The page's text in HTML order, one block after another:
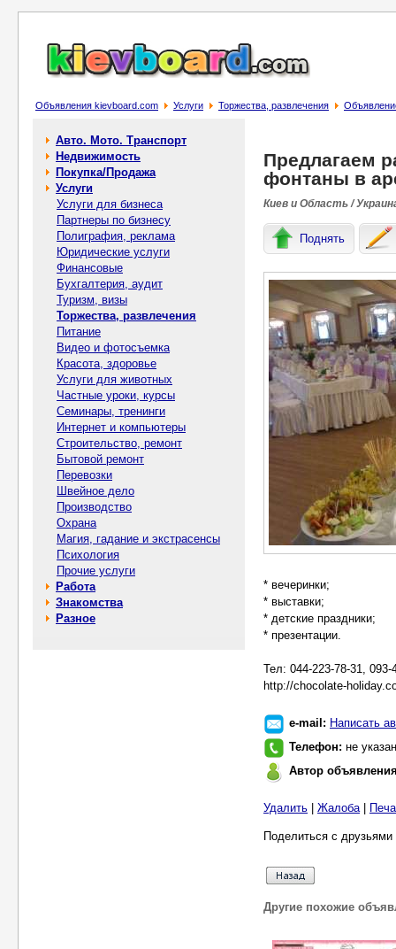
Объявления kievboard.com Услуги Торжества, развлечения
Авто. Мото. Транспорт
Недвижимость
Покупка/Продажа
Услуги
Услуги для бизнеса
Партнеры по бизнесу
Полиграфия, реклама
Юридические услуги
Финансовые
Бухгалтерия, аудит
Туризм, визы
Торжества, развлечения
Питание
Видео и фотосъемка
Красота, здоровье
Услуги для животных
Частные уроки, курсы
Семинары, тренинги
Интернет и компьютеры
Строительство, ремонт
Бытовой ремонт
Перевозки
Швейное дело
Производство
Охрана
Магия, гадание и экстрасенсы
Психология
Прочие услуги
Работа
Знакомства
Разное
Предлагаем
фонтаны в
Киев и Область /
Поднять
* вечеринки;
* выставки;
* детские праздники;
* презентации.
Тел: 044-223-78-31, 093-
http://chocolate-
e-mail: Написать
Телефон: не указан
Автор
Удалить Жалоба|
Поделиться с
Другие похожие